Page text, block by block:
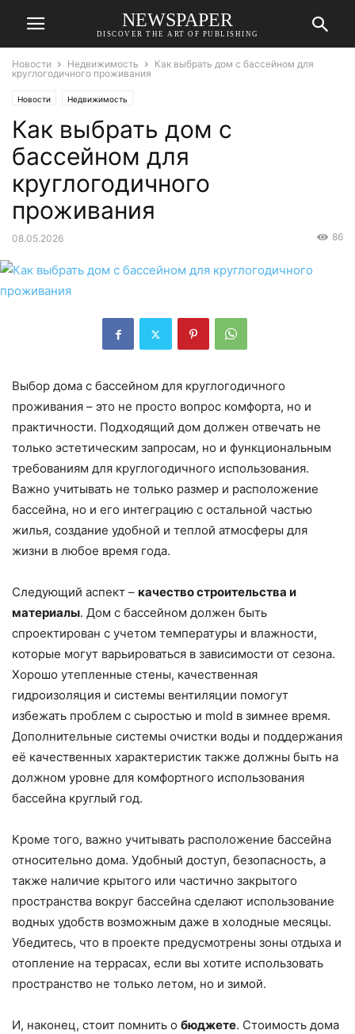
NEWSPAPER
DISCOVER THE ART OF PUBLISHING
Новости Недвижимость
Как выбрать дом с бассейном для
круглогодичного проживания
Новости Недвижимость
Как выбрать дом с
бассейном для
круглогодичного
проживания
08.05.2026 86
Выбор дома с бассейном для круглогодичного
проживания – это не просто вопрос комфорта, но и
практичности. Подходящий дом должен отвечать не
только эстетическим запросам, но и функциональным
требованиям для круглогодичного использования.
Важно учитывать не только размер и расположение
бассейна, но и его интеграцию с остальной частью
жилья, создание удобной и теплой атмосферы для
жизни в любое время года.
Следующий аспект – качество строительства и
материалы. Дом с бассейном должен быть
спроектирован с учетом температуры и влажности,
которые могут варьироваться в зависимости от сезона.
Хорошо утепленные стены, качественная
гидроизоляция и системы вентиляции помогут
избежать проблем с сыростью и mold в зимнее время.
Дополнительные системы очистки воды и поддержания
её качественных характеристик также должны быть на
должном уровне для комфортного использования
бассейна круглый год.
Кроме того, важно учитывать расположение бассейна
относительно дома. Удобный доступ, безопасность, а
также наличие крытого или частично закрытого
пространства вокруг бассейна сделают использование
водных удобств возможным даже в холодные месяцы.
Убедитесь, что в проекте предусмотрены зоны отдыха и
отопление на террасах, если вы хотите использовать
пространство не только летом, но и зимой.
И, наконец, стоит помнить о бюджете. Стоимость дома